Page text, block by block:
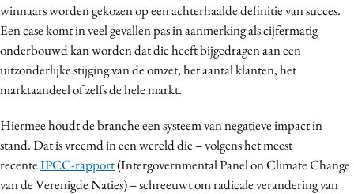
Influencer marketing
Interne communicatie
Martech
Media
PR
Programmatic
Purpose Marketing
winnaars worden gekozen op een achterhaalde definitie van succes.
Een case komt in veel gevallen pas in aanmerking als cijfermatig
onderbouwd kan worden dat die heeft bijgedragen aan een
uitzonderlijke stijging van de omzet, het aantal klanten, het
marktaandeel of zelfs de hele markt.
Hiermee houdt de branche een systeem van negatieve impact in
stand. Dat is vreemd in een wereld die – volgens het meest
recenteIPCC-rapport(Intergovernmental Panel on Climate Change
van de Verenigde Naties) – schreeuwt om radicale verandering van